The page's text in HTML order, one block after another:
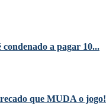
a pagar 10...
que MUDA o jogo!